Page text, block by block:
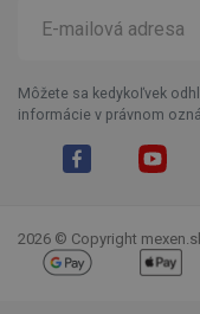
Môžete sa kedykoľvek
informácie v právnom
2026 © Copyright